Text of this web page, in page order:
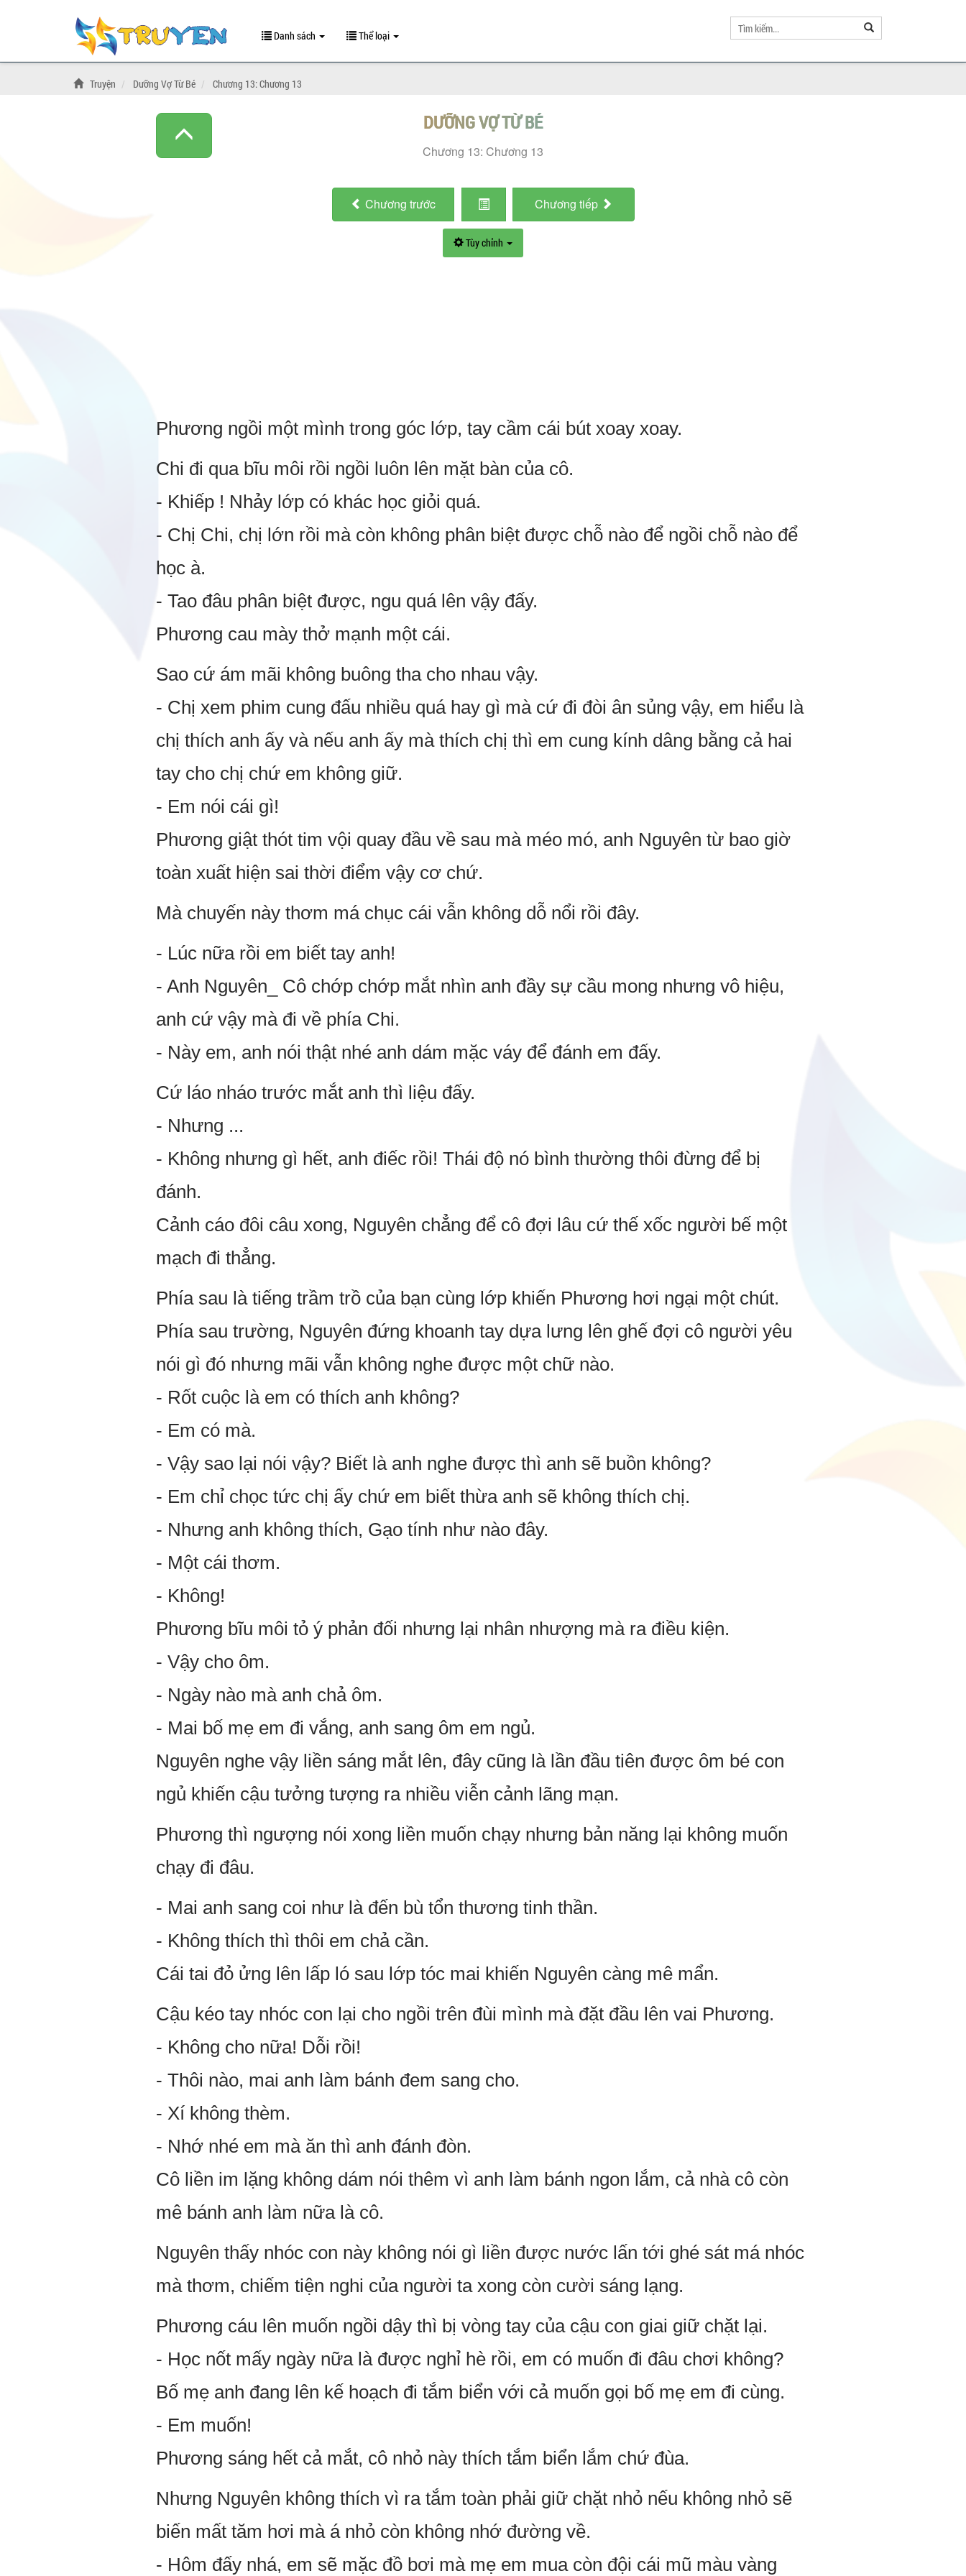
Danh sách Thể loại
Truyện Dưỡng Vợ Từ Bé Chương 13: Chương 13
DƯỠNG VỢ TỪ BÉ
Chương 13: Chương 13
Chương trước Chương tiếp
Tùy chỉnh
Phương ngồi một mình trong góc lớp, tay cầm cái bút xoay xoay.
Chi đi qua bĩu môi rồi ngồi luôn lên mặt bàn của cô.
- Khiếp ! Nhảy lớp có khác học giỏi quá.
- Chị Chi, chị lớn rồi mà còn không phân biệt được chỗ nào để ngồi chỗ nào để
học à.
- Tao đâu phân biệt được, ngu quá lên vậy đấy.
Phương cau mày thở mạnh một cái.
Sao cứ ám mãi không buông tha cho nhau vậy.
- Chị xem phim cung đấu nhiều quá hay gì mà cứ đi đòi ân sủng vậy, em hiểu là
chị thích anh ấy và nếu anh ấy mà thích chị thì em cung kính dâng bằng cả hai
tay cho chị chứ em không giữ.
- Em nói cái gì!
Phương giật thót tim vội quay đầu về sau mà méo mó, anh Nguyên từ bao giờ
toàn xuất hiện sai thời điểm vậy cơ chứ.
Mà chuyến này thơm má chục cái vẫn không dỗ nổi rồi đây.
- Lúc nữa rồi em biết tay anh!
- Anh Nguyên_ Cô chớp chớp mắt nhìn anh đầy sự cầu mong nhưng vô hiệu,
anh cứ vậy mà đi về phía Chi.
- Này em, anh nói thật nhé anh dám mặc váy để đánh em đấy.
Cứ láo nháo trước mắt anh thì liệu đấy.
- Nhưng ...
- Không nhưng gì hết, anh điếc rồi! Thái độ nó bình thường thôi đừng để bị
đánh.
Cảnh cáo đôi câu xong, Nguyên chẳng để cô đợi lâu cứ thế xốc người bế một
mạch đi thẳng.
Phía sau là tiếng trầm trồ của bạn cùng lớp khiến Phương hơi ngại một chút.
Phía sau trường, Nguyên đứng khoanh tay dựa lưng lên ghế đợi cô người yêu
nói gì đó nhưng mãi vẫn không nghe được một chữ nào.
- Rốt cuộc là em có thích anh không?
- Em có mà.
- Vậy sao lại nói vậy? Biết là anh nghe được thì anh sẽ buồn không?
- Em chỉ chọc tức chị ấy chứ em biết thừa anh sẽ không thích chị.
- Nhưng anh không thích, Gạo tính như nào đây.
- Một cái thơm.
- Không!
Phương bĩu môi tỏ ý phản đối nhưng lại nhân nhượng mà ra điều kiện.
- Vậy cho ôm.
- Ngày nào mà anh chả ôm.
- Mai bố mẹ em đi vắng, anh sang ôm em ngủ.
Nguyên nghe vậy liền sáng mắt lên, đây cũng là lần đầu tiên được ôm bé con
ngủ khiến cậu tưởng tượng ra nhiều viễn cảnh lãng mạn.
Phương thì ngượng nói xong liền muốn chạy nhưng bản năng lại không muốn
chạy đi đâu.
- Mai anh sang coi như là đến bù tổn thương tinh thần.
- Không thích thì thôi em chả cần.
Cái tai đỏ ửng lên lấp ló sau lớp tóc mai khiến Nguyên càng mê mẩn.
Cậu kéo tay nhóc con lại cho ngồi trên đùi mình mà đặt đầu lên vai Phương.
- Không cho nữa! Dỗi rồi!
- Thôi nào, mai anh làm bánh đem sang cho.
- Xí không thèm.
- Nhớ nhé em mà ăn thì anh đánh đòn.
Cô liền im lặng không dám nói thêm vì anh làm bánh ngon lắm, cả nhà cô còn
mê bánh anh làm nữa là cô.
Nguyên thấy nhóc con này không nói gì liền được nước lấn tới ghé sát má nhóc
mà thơm, chiếm tiện nghi của người ta xong còn cười sáng lạng.
Phương cáu lên muốn ngồi dậy thì bị vòng tay của cậu con giai giữ chặt lại.
- Học nốt mấy ngày nữa là được nghỉ hè rồi, em có muốn đi đâu chơi không?
Bố mẹ anh đang lên kế hoạch đi tắm biển với cả muốn gọi bố mẹ em đi cùng.
- Em muốn!
Phương sáng hết cả mắt, cô nhỏ này thích tắm biển lắm chứ đùa.
Nhưng Nguyên không thích vì ra tắm toàn phải giữ chặt nhỏ nếu không nhỏ sẽ
biến mất tăm hơi mà á nhỏ còn không nhớ đường về.
- Hôm đấy nhá, em sẽ mặc đồ bơi mà mẹ em mua còn đội cái mũ màu vàng